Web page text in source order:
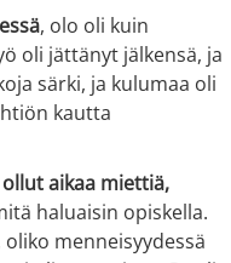
, olo oli kuin
oli jättänyt jälkensä, ja
särki, ja kulumaa oli
kautta
aikaa miettiä,
haluaisin opiskella.
menneisyydessä